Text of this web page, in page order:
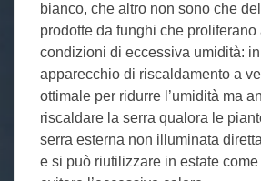
bianco, che altro non sono che
prodotte da funghi che proliferano
condizioni di eccessiva umidità:
apparecchio di riscaldamento a
ottimale per ridurre l’umidità ma
riscaldare la serra qualora le
serra esterna non illuminata
e si può riutilizzare in estate